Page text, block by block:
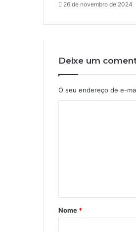
26 de novembro de 2024
Deixe um
O seu endereço de e-
á
r
Nome *